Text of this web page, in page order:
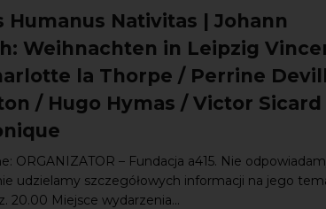
Humanus Nativitas | Johann
Weihnachten in Leipzig
la Thorpe / Perrine
/ Hugo Hymas / Victor Sicard
ORGANIZATOR – Fundacja a415. Nie
udzielamy szczegółowych informacji na jego
20.00 Miejsce wydarzenia...